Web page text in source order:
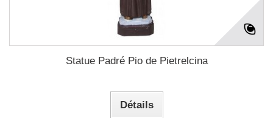
Statue Padré Pio de Pietrelcina
Détails